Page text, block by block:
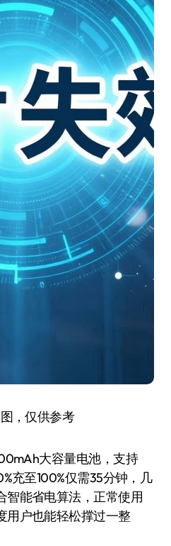
，仅供参考
大容量电池，支持
充至100%仅需35分钟，几
智能省电算法，正常使用
用户也能轻松撑过一整